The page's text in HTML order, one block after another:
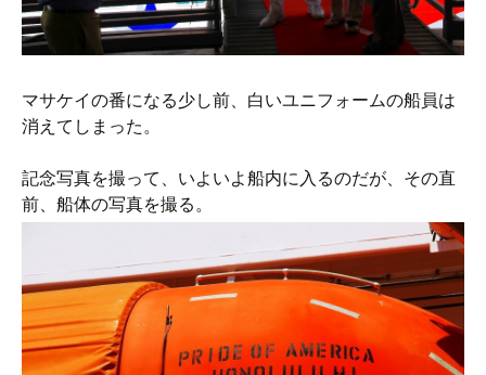
マサケイの番になる少し前、白いユニフォームの船員は
消えてしまった。
記念写真を撮って、いよいよ船内に入るのだが、その直
前、船体の写真を撮る。